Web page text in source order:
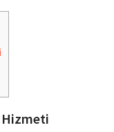
Hizmeti